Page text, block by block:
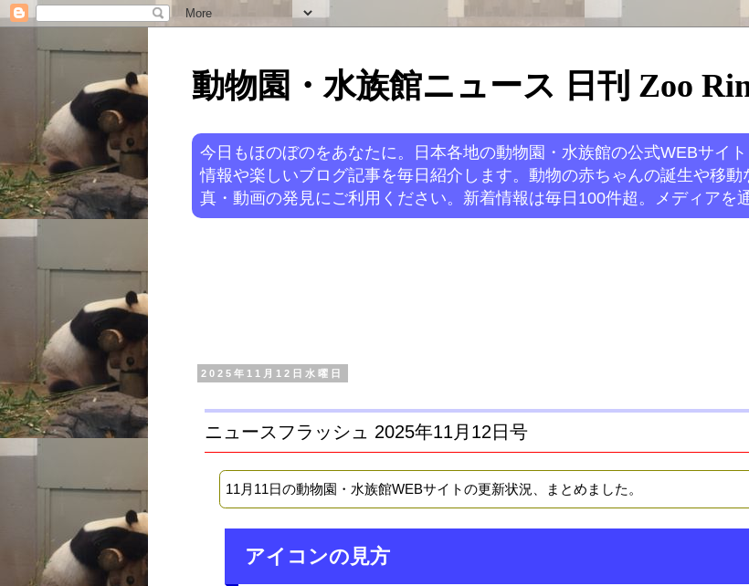
動物園・水族館ニュース 日刊 Zoo
今日もほのぼのをあなたに。日本各地の動物園・水族館の公式WEBサイ
情報や楽しいブログ記事を毎日紹介します。動物の赤ちゃんの誕生や移
真・動画の発見にご利用ください。新着情報は毎日100件超。メディアを
2025年11月12日水曜日
ニュースフラッシュ 2025年11月12日号
11月11日の動物園・水族館WEBサイトの更新状況、まとめました。
アイコンの見方